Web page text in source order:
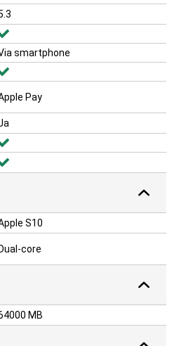
smartphone
Pay
S10
Dual-core
MB